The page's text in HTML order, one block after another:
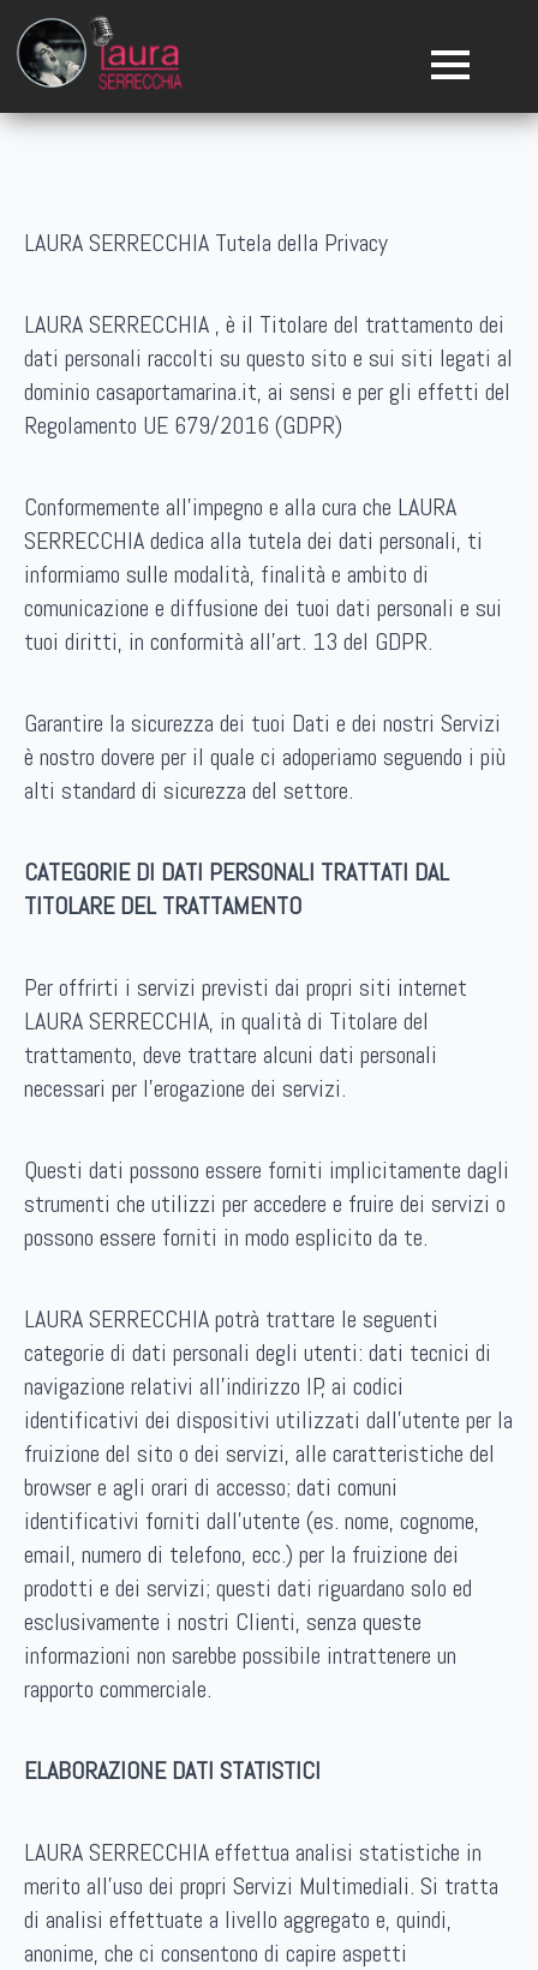
LAURA SERRECCHIA Tutela della Privacy
LAURA SERRECCHIA , è il Titolare del trattamento dei
dati personali raccolti su questo sito e sui siti legati al
dominio casaportamarina.it, ai sensi e per gli effetti del
Regolamento UE 679/2016 (GDPR)
Conformemente all’impegno e alla cura che LAURA
SERRECCHIA dedica alla tutela dei dati personali, ti
informiamo sulle modalità, finalità e ambito di
comunicazione e diffusione dei tuoi dati personali e sui
tuoi diritti, in conformità all’art. 13 del GDPR.
Garantire la sicurezza dei tuoi Dati e dei nostri Servizi
è nostro dovere per il quale ci adoperiamo seguendo i più
alti standard di sicurezza del settore.
CATEGORIE DI DATI PERSONALI TRATTATI DAL
TITOLARE DEL TRATTAMENTO
Per offrirti i servizi previsti dai propri siti internet
LAURA SERRECCHIA, in qualità di Titolare del
trattamento, deve trattare alcuni dati personali
necessari per l’erogazione dei servizi.
Questi dati possono essere forniti implicitamente dagli
strumenti che utilizzi per accedere e fruire dei servizi o
possono essere forniti in modo esplicito da te.
LAURA SERRECCHIA potrà trattare le seguenti
categorie di dati personali degli utenti: dati tecnici di
navigazione relativi all’indirizzo IP, ai codici
identificativi dei dispositivi utilizzati dall’utente per la
fruizione del sito o dei servizi, alle caratteristiche del
browser e agli orari di accesso; dati comuni
identificativi forniti dall’utente (es. nome, cognome,
email, numero di telefono, ecc.) per la fruizione dei
prodotti e dei servizi; questi dati riguardano solo ed
esclusivamente i nostri Clienti, senza queste
informazioni non sarebbe possibile intrattenere un
rapporto commerciale.
ELABORAZIONE DATI STATISTICI
LAURA SERRECCHIA effettua analisi statistiche in
merito all’uso dei propri Servizi Multimediali. Si tratta
di analisi effettuate a livello aggregato e, quindi,
anonime, che ci consentono di capire aspetti